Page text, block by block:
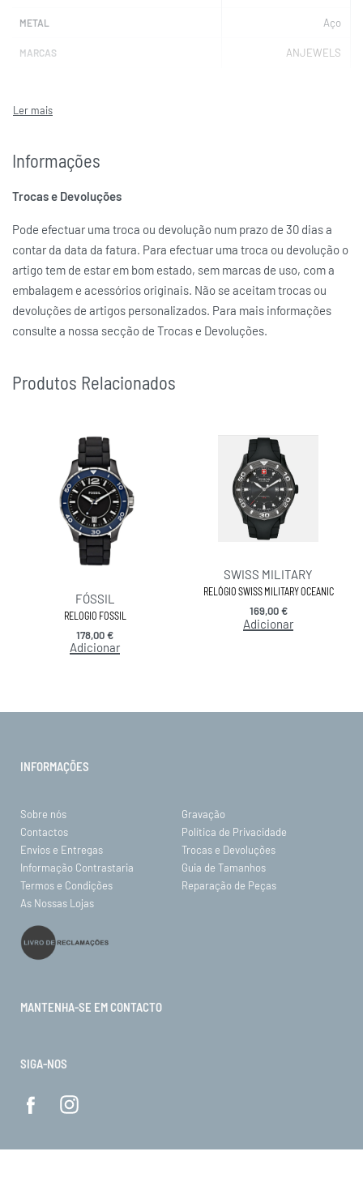
METAL Aço
MARCAS ANJEWELS
Informações
Trocas e Devoluções
Pode efectuar uma troca ou devolução num prazo de 30 dias a
contar da data da fatura. Para efectuar uma troca ou devolução o
artigo tem de estar em bom estado, sem marcas de uso, com a
embalagem e acessórios originais. Não se aceitam trocas ou
devoluções de artigos personalizados. Para mais informações
consulte a nossa secção de Trocas e Devoluções.
Produtos Relacionados
FÓSSIL
RELOGIO FOSSIL
178,00€
Adicionar
SWISS MILITARY
RELÓGIO SWISS MILITARY OCEANIC
169,00€
Adicionar
INFORMAÇÕES
Sobre nós
Gravação
Contactos
Política de Privacidade
Envios e Entregas
Trocas e Devoluções
Informação Contrastaria
Guia de Tamanhos
Termos e Condições
Reparação de Peças
As Nossas Lojas
MANTENHA-SE EM CONTACTO
SIGA-NOS